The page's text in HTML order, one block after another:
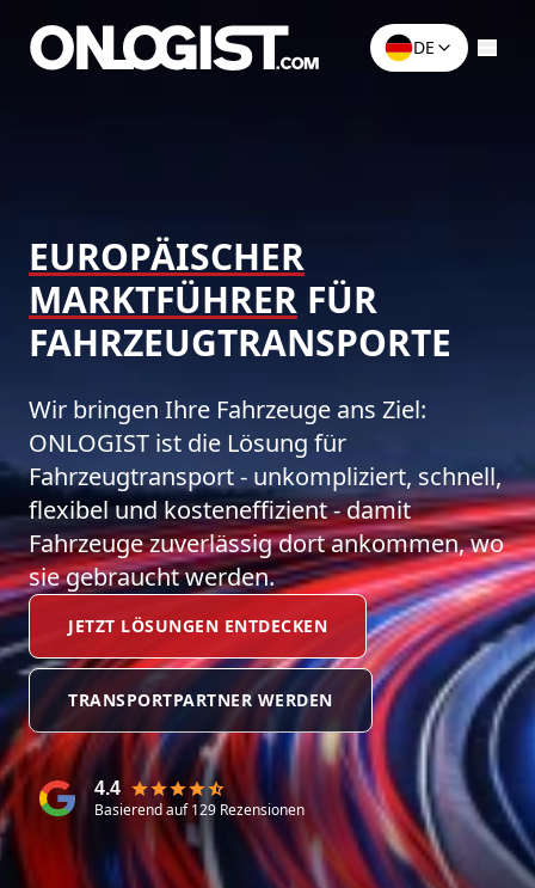
DE
EUROPÄISCHER
MARKTFÜHRER FÜR
FAHRZEUG­TRANSPORTE
Wir bringen Ihre Fahrzeuge ans Ziel:
ONLOGIST ist die Lösung für
Fahrzeugtransport - unkompliziert, schnell,
flexibel und kosteneffizient - damit
Fahrzeuge zuverlässig dort ankommen, wo
sie gebraucht werden.
JETZT LÖSUNGEN ENTDECKEN
TRANSPORTPARTNER WERDEN
4.4
Basierend auf 129 Rezensionen